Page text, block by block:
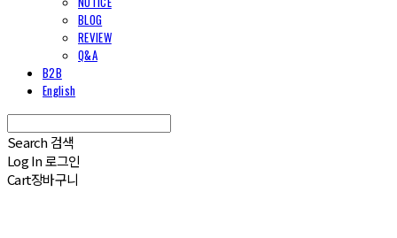
BLOG
REVIEW
Q&A
B2B
English
Search 검색
Log In로그인
Cart장바구니